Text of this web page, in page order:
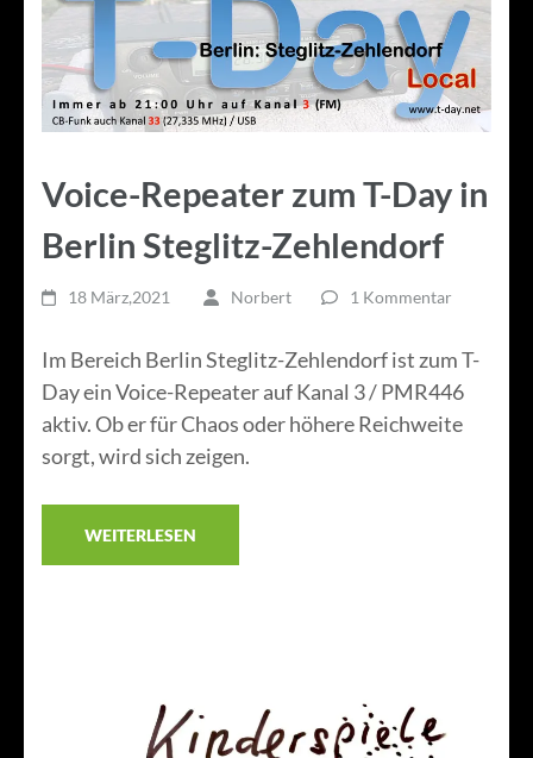
Voice-Repeater zum T-Day in
Berlin Steglitz-Zehlendorf
18 März,2021 Norbert 1 Kommentar
Im Bereich Berlin Steglitz-Zehlendorf ist zum T-
Day ein Voice-Repeater auf Kanal 3 / PMR446
aktiv. Ob er für Chaos oder höhere Reichweite
sorgt, wird sich zeigen.
WEITERLESEN